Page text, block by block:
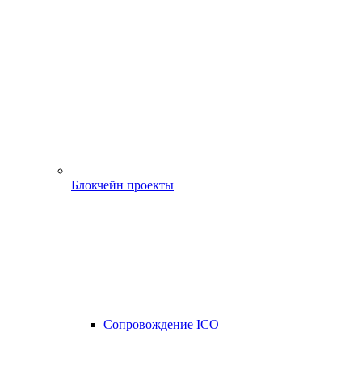
Блокчейн проекты
Сопровождение ICO